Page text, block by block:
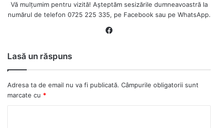
Vă mulțumim pentru vizită! Așteptăm sesizările dumneavoastră la
numărul de telefon 0725 225 335, pe Facebook sau pe WhatsApp.
Lasă un răspuns
Adresa ta de email nu va fi publicată. Câmpurile obligatorii sunt
marcate cu *